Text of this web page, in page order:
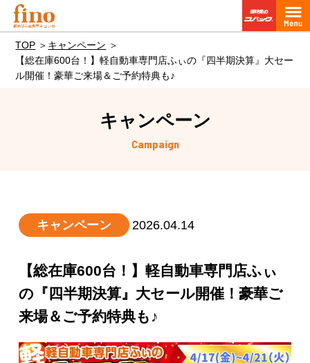
TOP
キャンペーン
【総在庫600台！】軽自動車専門店ふぃの『四半期決算』大セー
ル開催！豪華ご来場＆ご予約特典も♪
キャンペーン
Campaign
キャンペーン 2026.04.14
【総在庫600台！】軽自動車専門店ふぃ
の『四半期決算』大セール開催！豪華ご
来場＆ご予約特典も♪